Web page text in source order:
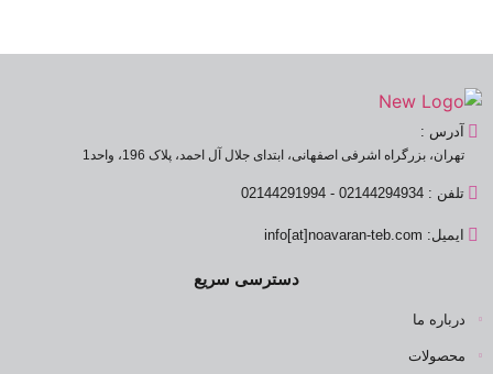
آدرس :
تهران، بزرگراه اشرفی اصفهانی، ابتدای جلال آل احمد، پلاک 196، واحد1
تلفن : 02144294934 - 02144291994
ایمیل: info[at]noavaran-teb.com
دسترسی سریع
درباره ما
محصولات